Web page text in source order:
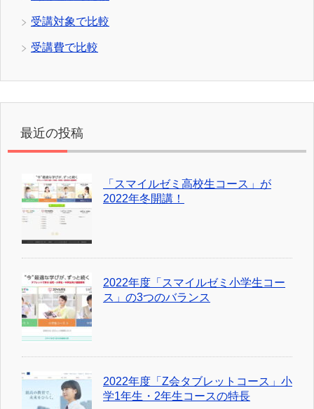
受講対象で比較
受講費で比較
最近の投稿
「スマイルゼミ高校生コース」が
2022年冬開講！
2022年度「スマイルゼミ小学生コー
ス」の3つのバランス
2022年度「Z会タブレットコース」小
学1年生・2年生コースの特長